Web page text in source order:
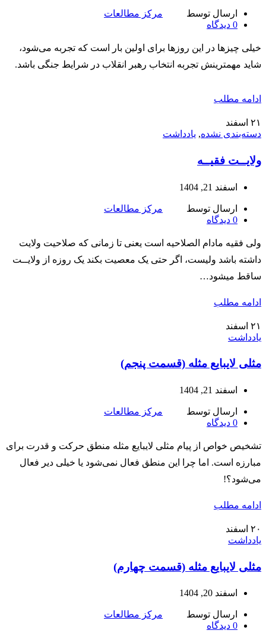
ارسال توسط
مرکز مطالعات
0 دیدگاه
خیلی چیزها در این روزها برای اولین بار است که تجربه می‌شود،
شاید مهمترینش تجربه انتخاب رهبر انقلاب در شرایط جنگی باشد.
ادامه مطلب
۲۱ اسفند
دسته‌بندی نشده, یادداشت
ولایــت فقیــه
اسفند 21, 1404
ارسال توسط
مرکز مطالعات
0 دیدگاه
ولی فقیه مادام الصلاحیه است یعنی تا زمانی که صلاحیت ولایت
داشته باشد ولیست، اگر حتی یک معصیت بکند یک روزه از ولایــت
ساقط میشود…
ادامه مطلب
۲۱ اسفند
یادداشت
مثلی لایبایع مثله (قسمت پنجم)
اسفند 21, 1404
ارسال توسط
مرکز مطالعات
0 دیدگاه
تشخیص خواص از پیام مثلی لایبایع مثله منطق حرکت و قدرت برای
مبارزه است. اما چرا این منطق فعال نمی‌شود یا خیلی دیر فعال
می‌شود؟!
ادامه مطلب
۲۰ اسفند
یادداشت
مثلی لایبایع مثله (قسمت چهارم)
اسفند 20, 1404
ارسال توسط
مرکز مطالعات
0 دیدگاه